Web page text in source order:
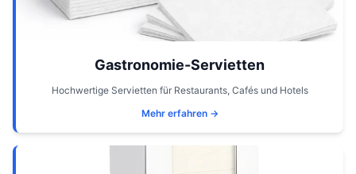
Gastronomie-Servietten
Hochwertige Servietten für Restaurants, Cafés und Hotels
Mehr erfahren →